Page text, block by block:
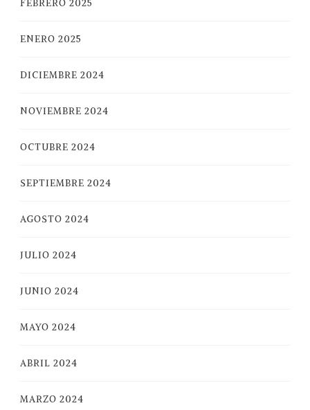
FEBRERO 2025
ENERO 2025
DICIEMBRE 2024
NOVIEMBRE 2024
OCTUBRE 2024
SEPTIEMBRE 2024
AGOSTO 2024
JULIO 2024
JUNIO 2024
MAYO 2024
ABRIL 2024
MARZO 2024